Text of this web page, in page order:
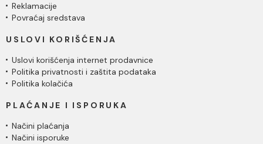
Reklamacije
Povraćaj sredstava
USLOVI KORIŠĆENJA
Uslovi korišćenja internet prodavnice
Politika privatnosti i zaštita podataka
Politika kolačića
PLAĆANJE I ISPORUKA
Načini plaćanja
Načini isporuke